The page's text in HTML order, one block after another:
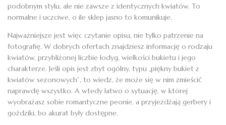
podobnym stylu, ale nie zawsze z identycznych kwiatów. To
normalne i uczciwe, o ile sklep jasno to komunikuje.
Najważniejsze jest więc czytanie opisu, nie tylko patrzenie na
fotografię. W dobrych ofertach znajdziesz informację o rodzaju
kwiatów, przybliżonej liczbie łodyg, wielkości bukietu i jego
charakterze. Jeśli opis jest zbyt ogólny, typu „piękny bukiet z
kwiatów sezonowych”, to wiedz, że może się w nim zmieścić
naprawdę wszystko. A wtedy łatwo o sytuację, w której
wyobrażasz sobie romantyczne peonie, a przyjeżdżają gerbery i
goździki, bo akurat były dostępne.